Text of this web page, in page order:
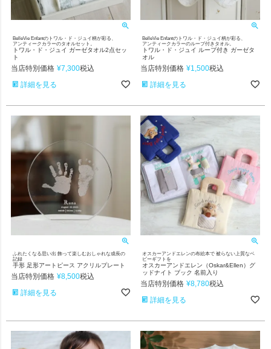
BelleVie Enfantのトワル・ド・ジュイ柄が彩る、
アンティークカラーのタオルセット。
トワル・ド・ジュイ ガーゼタオル2点セッ
ト
当店特別価格 ¥7,300税込
詳細を見る
BelleVie Enfantのトワル・ド・ジュイ柄が彩る、
アンティークカラーのループ付きタオル。
トワル・ド・ジュイ ループ付き ガーゼタ
オル
当店特別価格 ¥1,500税込
詳細を見る
ふれたくなる思い出 飾って楽しむおしゃれな成長の
記録
手形 足形アートピース アクリルプレート
当店特別価格 ¥8,500税込
詳細を見る
オスカーアンドエレンの布絵本で 被らない上質なベ
ビーギフトを
オスカーアンドエレン（Oskar&Ellen）グ
ッドナイト ブック 名前入り
当店特別価格 ¥8,780税込
詳細を見る